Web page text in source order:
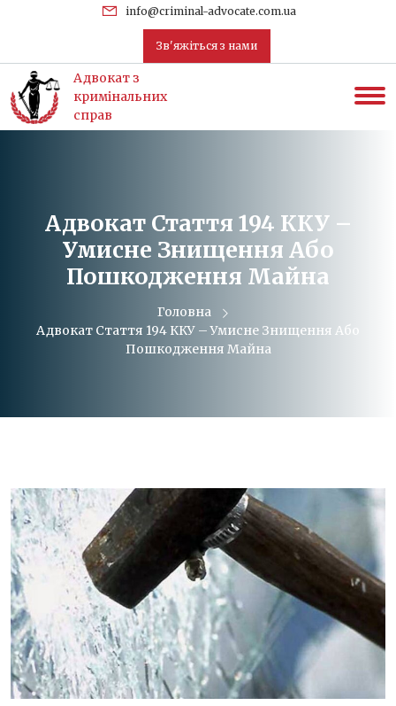
info@criminal-advocate.com.ua
Зв'яжіться з нами
Адвокат з
кримінальних
справ
Адвокат Стаття 194 ККУ –
Умисне Знищення Або
Пошкодження Майна
Головна
Адвокат Стаття 194 ККУ – Умисне Знищення Або
Пошкодження Майна